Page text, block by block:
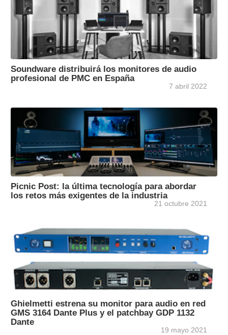
Soundware distribuirá los monitores de audio
profesional de PMC en España
7 abril 2022
Picnic Post: la última tecnología para abordar
los retos más exigentes de la industria
21 octubre 2021
Ghielmetti estrena su monitor para audio en red
GMS 3164 Dante Plus y el patchbay GDP 1132
Dante
19 mayo 2021